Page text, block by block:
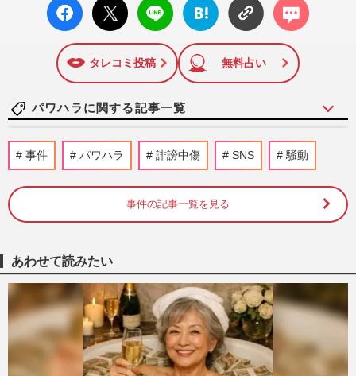
陣の執筆記事を配信するほか、女性週刊誌『週刊女性』の誌
面に掲載された記事から、インターネット利用者層にとって
特に関心の高い題材の記事を、WEB向けにリライトして配信
しています！
facebo
ok い
X ポス
ト
LINE
はてな
ブック
に追加
コメン
ト
タレコミ投稿 無料占い
パワハラに関する記事一覧
【横浜・山中竹春市長がパワハラ認定】
「あのデブ」「あいつポンコツだから」
週刊女性PRIME 2026/8/6
パワハラ離脱で衝撃も、継承される“イズ
ム”「作品に罪はない」TBS判…
週刊女性PRIME
【独占】TBS日曜劇場・『VIVANT』福澤
克雄監督がパワハラ告発で現場から消え
た！「言いたいことは」直撃取…
事件 パワハラ 誹謗中傷 SNS 騒動
事件の記事一覧を見る
あわせて読みたい